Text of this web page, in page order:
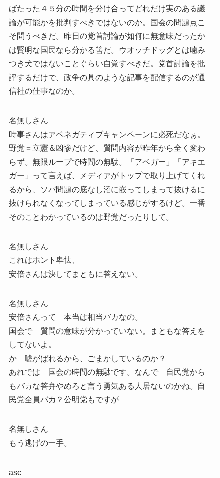
ばたった４５分の時間を分け合ってどれだけ実のある議
論が可能かを批判すべきではないのか。国会の問題点こ
そ問うべきだ。昨日の党首討論が如何に無意味だったか
は賢明な国民なら分かる筈だ。ウオッチドッグとは噛み
つき犬ではないことぐらい自覚すべきだ。党首討論を批
評するだけで、政争の具のような記事を配信するのが通
信社の仕事なのか。
名無しさん
時事さんはアベネガティブキャンペーンに必死だなぁ。
野党＝立憲＆凶惨だけど、質問内容が昨年から全く変わ
らず。無限ループで時間の無駄。「アベガー」「アキエ
ガー」って言えば、メディアがトップで取り上げてくれ
るから、ソバ問題の底なし沼に嵌ってしまって抜けるに
抜けられなくなってしまっている感じがするけど。一番
そのことわかっているのは野党だったりして。
名無しさん
これはホント卑怯、
安倍さんは決してまともに答えない。
名無しさん
安倍さんって 本当は相当バカなの。
国会で 質問の意味が分かっていない。まともな答えを
してないよ。
か 嘘がばれるから、ごまかしているのか？
あれでは 国会の時間の無駄です。なんで 自民党から
もバカな答弁やめろと言う勇気ある人居ないのかね。自
民党全員バカ？公明党もですが
名無しさん
もう逃げの一手。
asc